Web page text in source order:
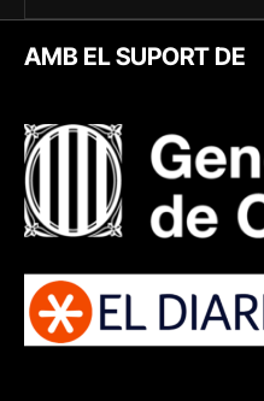
AMB EL SUPORT DE